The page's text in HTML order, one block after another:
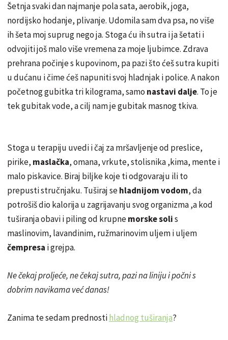
Šetnja svaki dan najmanje pola sata, aerobik, joga,
nordijsko hodanje, plivanje. Udomila sam dva psa, no više
ih šeta moj suprug nego ja. Stoga ću ih sutra i ja šetati i
odvojiti još malo više vremena za moje ljubimce. Zdrava
prehrana počinje s kupovinom, pa pazi što ćeš sutra kupiti
u dućanu i čime ćeš napuniti svoj hladnjak i police. A nakon
početnog gubitka tri kilograma, samo nastavi dalje. To je
tek gubitak vode, a cilj nam je gubitak masnog tkiva.
Stoga u terapiju uvedi i čaj za mršavljenje od preslice,
pirike, maslačka, omana, vrkute, stolisnika ,kima, mente i
malo piskavice. Biraj biljke koje ti odgovaraju ili to
prepusti stručnjaku. Tuširaj sehladnijom vodom, da
potrošiš dio kalorija u zagrijavanju svog organizma ,a kod
tuširanja obavi i piling od krupnemorske solis
maslinovim, lavandinim, ružmarinovim uljem i uljem
čempresa i grejpa.
Ne čekaj proljeće, ne čekaj sutra, pazi na liniju i počni s
dobrim navikama već danas!
Zanima te sedam prednostihladnog tuširanja?